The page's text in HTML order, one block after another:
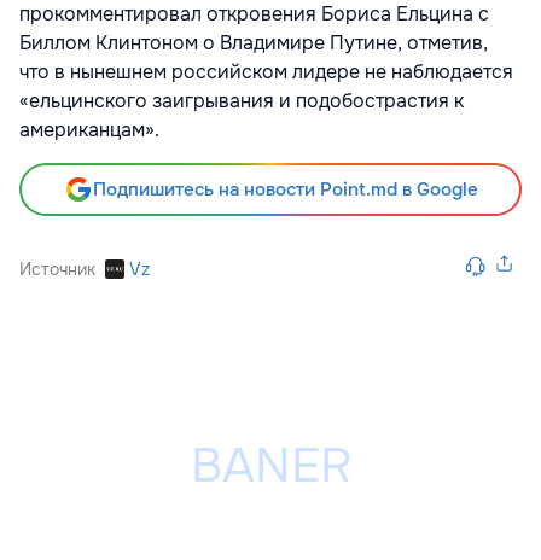
прокомментировал откровения Бориса Ельцина с
Биллом Клинтоном о Владимире Путине, отметив,
что в нынешнем российском лидере не наблюдается
«ельцинского заигрывания и подобострастия к
американцам».
Подпишитесь на новости Point.md в Google
Источник Vz